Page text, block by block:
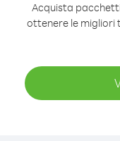
Acquista
ottenere le migliori